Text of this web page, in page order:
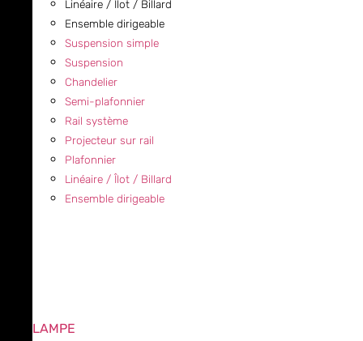
Linéaire / Îlot / Billard
Ensemble dirigeable
Suspension simple
Suspension
Chandelier
Semi-plafonnier
Rail système
Projecteur sur rail
Plafonnier
Linéaire / Îlot / Billard
Ensemble dirigeable
LAMPE